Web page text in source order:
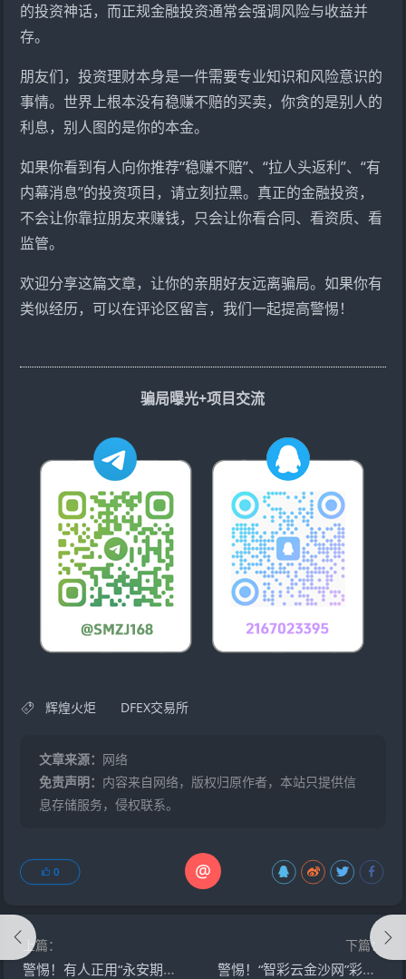
的投资神话，而正规金融投资通常会强调风险与收益并
存。
朋友们，投资理财本身是一件需要专业知识和风险意识的
事情。世界上根本没有稳赚不赔的买卖，你贪的是别人的
利息，别人图的是你的本金。
如果你看到有人向你推荐“稳赚不赔”、“拉人头返利”、“有
内幕消息”的投资项目，请立刻拉黑。真正的金融投资，
不会让你靠拉朋友来赚钱，只会让你看合同、看资质、看
监管。
欢迎分享这篇文章，让你的亲朋好友远离骗局。如果你有
类似经历，可以在评论区留言，我们一起提高警惕！
骗局曝光+项目交流
辉煌火炬 DFEX交易所
文章来源： 网络
免责声明： 内容来自网络，版权归原作者，本站只提供信
息存储服务，侵权联系。
@
0
上篇：
警惕！有人正用“永安期货”名义，专骗老年人的养老钱！
下篇：
警惕！“智彩云金沙网”彩票资金盘，收割已经开始了，再不撤退就来不及了